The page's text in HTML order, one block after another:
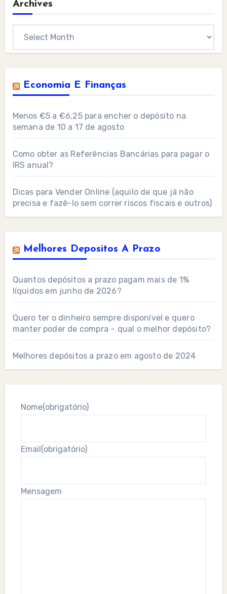
Archives
Economia E Finanças
Menos €5 a €6,25 para encher o depósito na
semana de 10 a 17 de agosto
Como obter as Referências Bancárias para pagar o
IRS anual?
Dicas para Vender Online (aquilo de que já não
precisa e fazê-lo sem correr riscos fiscais e outros)
Melhores Depositos A Prazo
Quantos depósitos a prazo pagam mais de 1%
líquidos em junho de 2026?
Quero ter o dinheiro sempre disponível e quero
manter poder de compra – qual o melhor depósito?
Melhores depósitos a prazo em agosto de 2024
Nome(obrigatório)
Email (obrigatório)
Mensagem